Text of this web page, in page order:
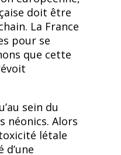
doit être
La France
pour se
que cette
sein du
néonics. Alors
létale